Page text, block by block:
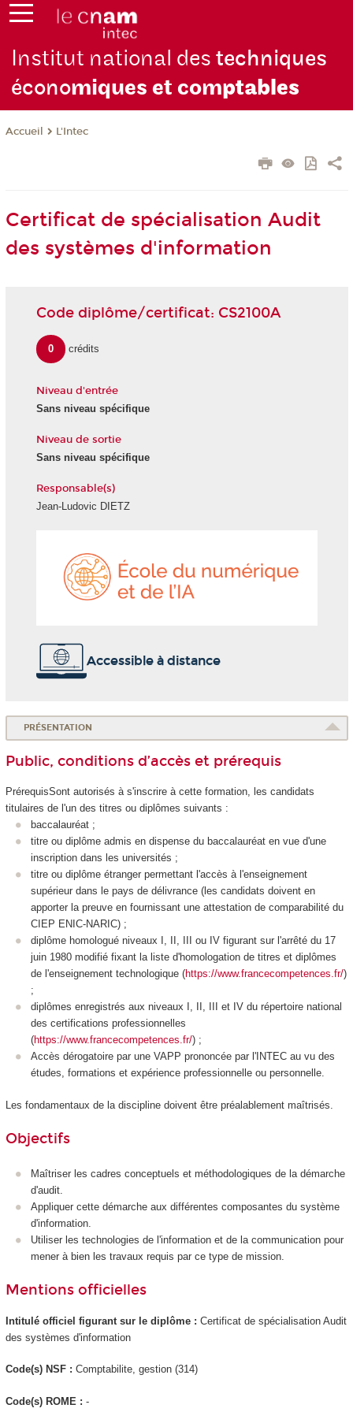
Institut national destechniques
économiques et comptables
Accueil L'Intec
Certificat de spécialisation Audit
des systèmes d'information
Code diplôme/certificat: CS2100A
0 crédits
Niveau d'entrée
Sans niveau spécifique
Niveau de sortie
Sans niveau spécifique
Responsable(s)
Jean-Ludovic DIETZ
Accessible à distance
PRÉSENTATION
Public, conditions d’accès et prérequis
PrérequisSont autorisés à s'inscrire à cette formation, les candidats
titulaires de l'un des titres ou diplômes suivants :
baccalauréat ;
titre ou diplôme admis en dispense du baccalauréat en vue d'une
inscription dans les universités ;
titre ou diplôme étranger permettant l'accès à l'enseignement
supérieur dans le pays de délivrance (les candidats doivent en
apporter la preuve en fournissant une attestation de comparabilité du
CIEP ENIC-NARIC) ;
diplôme homologué niveaux I, II, III ou IV figurant sur l'arrêté du 17
juin 1980 modifié fixant la liste d'homologation de titres et diplômes
de l'enseignement technologique (https://www.francecompetences.fr/)
;
diplômes enregistrés aux niveaux I, II, III et IV du répertoire national
des certifications professionnelles
(https://www.francecompetences.fr/) ;
Accès dérogatoire par une VAPP prononcée par l'INTEC au vu des
études, formations et expérience professionnelle ou personnelle.
Les fondamentaux de la discipline doivent être préalablement maîtrisés.
Objectifs
Maîtriser les cadres conceptuels et méthodologiques de la démarche
d'audit.
Appliquer cette démarche aux différentes composantes du système
d'information.
Utiliser les technologies de l'information et de la communication pour
mener à bien les travaux requis par ce type de mission.
Mentions officielles
Intitulé officiel figurant sur le diplôme : Certificat de spécialisation Audit
des systèmes d'information
Code(s) NSF : Comptabilite, gestion (314)
Code(s) ROME : -